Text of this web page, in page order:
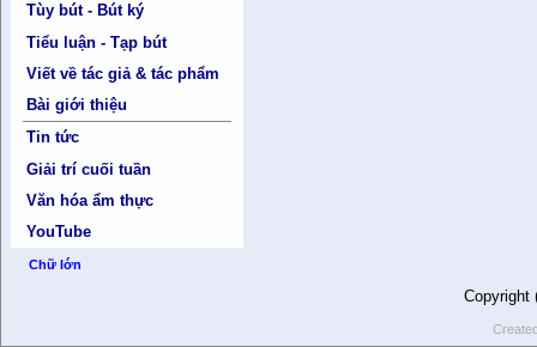
Tùy bút - Bút ký
Tiểu luận - Tạp bút
Viết về tác giả & tác phẩm
Bài giới thiệu
Tin tức
Giải trí cuối tuần
Văn hóa ẩm thực
YouTube
Chữ lớn
Copyright